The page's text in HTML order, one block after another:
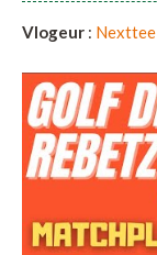
Vlogeur : Nexttee